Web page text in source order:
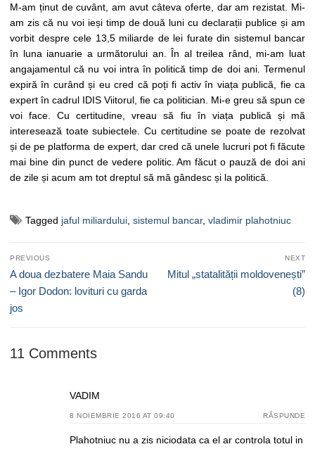
M-am ținut de cuvânt, am avut câteva oferte, dar am rezistat. Mi-
am zis că nu voi ieși timp de două luni cu declarații publice și am
vorbit despre cele 13,5 miliarde de lei furate din sistemul bancar
în luna ianuarie a următorului an. În al treilea rând, mi-am luat
angajamentul că nu voi intra în politică timp de doi ani. Termenul
expiră în curând și eu cred că poți fi activ în viața publică, fie ca
expert în cadrul IDIS Viitorul, fie ca politician. Mi-e greu să spun ce
voi face. Cu certitudine, vreau să fiu în viața publică și mă
interesează toate subiectele. Cu certitudine se poate de rezolvat
și de pe platforma de expert, dar cred că unele lucruri pot fi făcute
mai bine din punct de vedere politic. Am făcut o pauză de doi ani
de zile și acum am tot dreptul să mă gândesc și la politică.
Tagged jaful miliardului, sistemul bancar, vladimir plahotniuc
Navigare
în
articole
PREVIOUS
Previous
post:
A doua dezbatere Maia Sandu
– Igor Dodon: lovituri cu garda
jos
NEXT
Next
Mitul „statalității moldovenești”
(8)
11 Comments
VADIM
8 NOIEMBRIE 2016 AT 09:40 RĂSPUNDE
Plahotniuc nu a zis niciodata ca el ar controla totul in